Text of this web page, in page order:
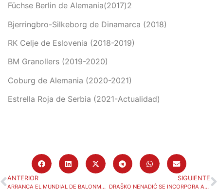
Füchse Berlin de Alemania(2017)2
Bjerringbro-Silkeborg de Dinamarca (2018)
RK Celje de Eslovenia (2018-2019)
BM Granollers (2019-2020)
Coburg de Alemania (2020-2021)
Estrella Roja de Serbia (2021-Actualidad)
ANTERIOR
ARRANCA EL MUNDIAL DE BALONMANO CON PRESENCIA DEL BADA HUESCA
SIGUIENTE
DRAŠKO NENADIĆ SE INCORPORA AL GRUPO